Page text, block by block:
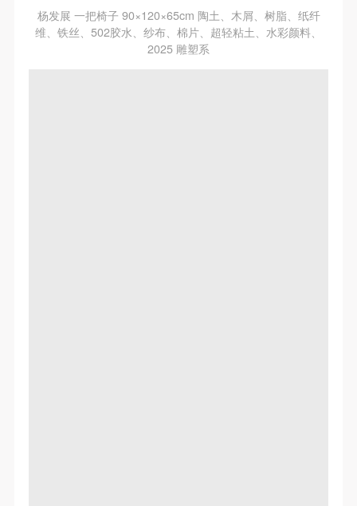
杨发展 一把椅子 90×120×65cm 陶土、木屑、树脂、纸纤
维、铁丝、502胶水、纱布、棉片、超轻粘土、水彩颜料、
2025 雕塑系